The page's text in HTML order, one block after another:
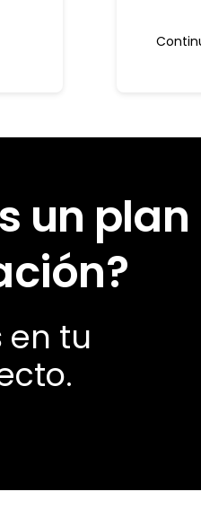
un plan
en tu